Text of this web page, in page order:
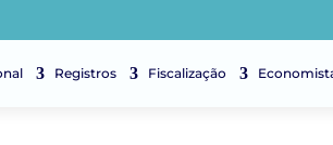
Registros Fiscalização